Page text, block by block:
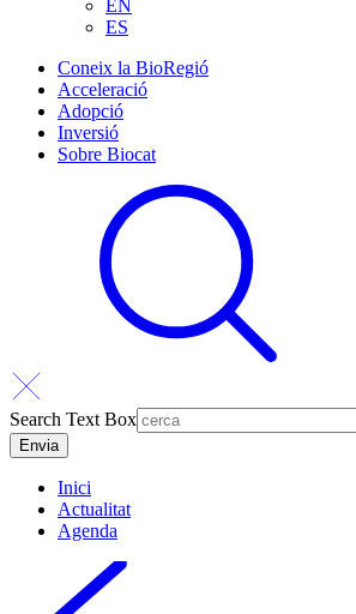
EN
ES
Coneix la BioRegió
Acceleració
Adopció
Inversió
Sobre Biocat
Search Text Box
Inici
Actualitat
Agenda